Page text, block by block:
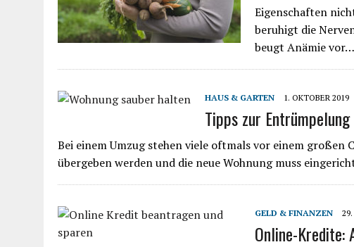
Eigenschaften
beruhigt die
beugt Anämie vor…
HAUS & GARTEN 1. OKTOBER 2019
Tipps zur
Bei einem Umzug stehen viele oftmals vor einem großen
übergeben werden und die neue Wohnung muss
GELD & FINANZEN
Online-Kredite: